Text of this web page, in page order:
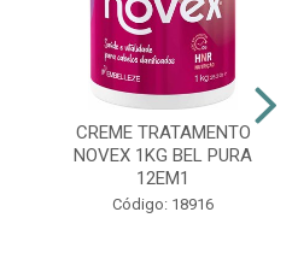
CREME TRATAMENTO
NOVEX 1KG BEL PURA
12EM1
Código: 18916